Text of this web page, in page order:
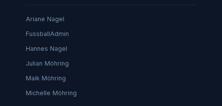
Ariane Nagel
FussballAdmin
Hannes Nagel
Julian Möhring
Maik Möhring
Michelle Möhring